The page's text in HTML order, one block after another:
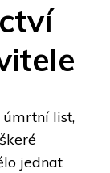
úmrtní list,
jednat